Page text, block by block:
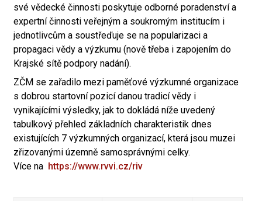
své vědecké činnosti poskytuje odborné poradenství a
expertní činnosti veřejným a soukromým institucím i
jednotlivcům a soustřeďuje se na popularizaci a
propagaci vědy a výzkumu (nově třeba i zapojením do
Krajské sítě podpory nadání).
ZČM se zařadilo mezi paměťové výzkumné organizace
s dobrou startovní pozicí danou tradicí vědy i
vynikajícími výsledky, jak to dokládá níže uvedený
tabulkový přehled základních charakteristik dnes
existujících 7 výzkumných organizací, která jsou muzei
zřizovanými územně samosprávnými celky.
Více na https://www.rvvi.cz/riv